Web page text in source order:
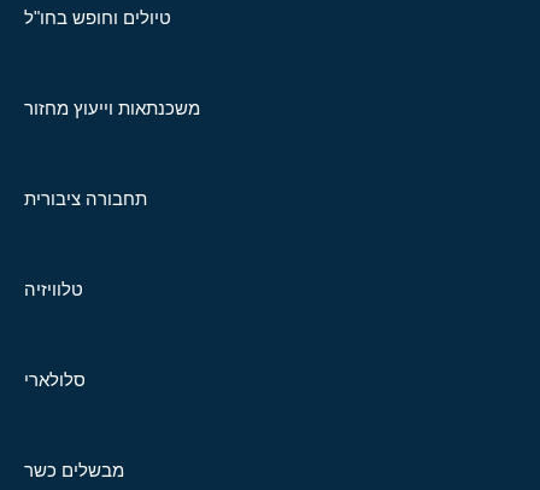
טיולים וחופש בחו"ל
משכנתאות וייעוץ מחזור
תחבורה ציבורית
טלוויזיה
סלולארי
מבשלים כשר